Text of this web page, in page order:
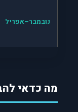
נובמבר–אפריל
מה כדאי